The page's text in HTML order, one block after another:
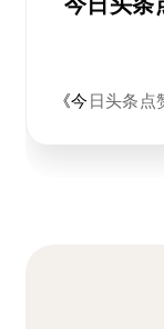
今日头条
《今日头